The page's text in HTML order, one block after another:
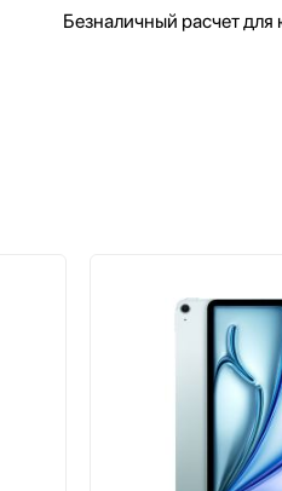
Безналичный расчет для